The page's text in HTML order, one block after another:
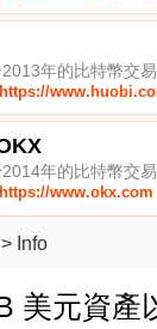
2013年的比特幣交
2014年的比特幣交
www.okx.com
> Info
美元資產